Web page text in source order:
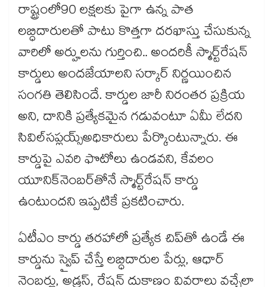
రాష్ట్రంలో90 లక్షలకు పైగా ఉన్న పాత
లబ్ధిదారులతో పాటు కొత్తగా దరఖాస్తు చేసుకున్న
వారిలో అర్హులను గుర్తించి.. అందరికీ స్మార్ట్​రేషన్​
కార్డులు అందజేయాలని సర్కార్ నిర్ణయించిన
సంగతి తెలిసిందే. కార్డుల జారీ నిరంతర ప్రక్రియ
అని, దానికి ప్రత్యేకమైన గడువంటూ ఏమీ లేదని
సివిల్​సప్లయ్స్​అధికారులు పేర్కొంటున్నారు. ఈ
కార్డుపై ఎవరి ఫొటోలు ఉండవని, కేవలం
యూనిక్​నెంబర్‌‌‌‌‌‌‌‌తోనే స్మార్ట్​రేషన్ కార్డు
ఉంటుందని ఇప్పటికే ప్రకటించారు.
ఏటీఎం కార్డు తరహాలో ప్రత్యేక చిప్‌‌‌‌తో ఉండే ఈ
కార్డును స్వైప్ చేస్తే లబ్ధిదారుల పేర్లు, ఆధార్​